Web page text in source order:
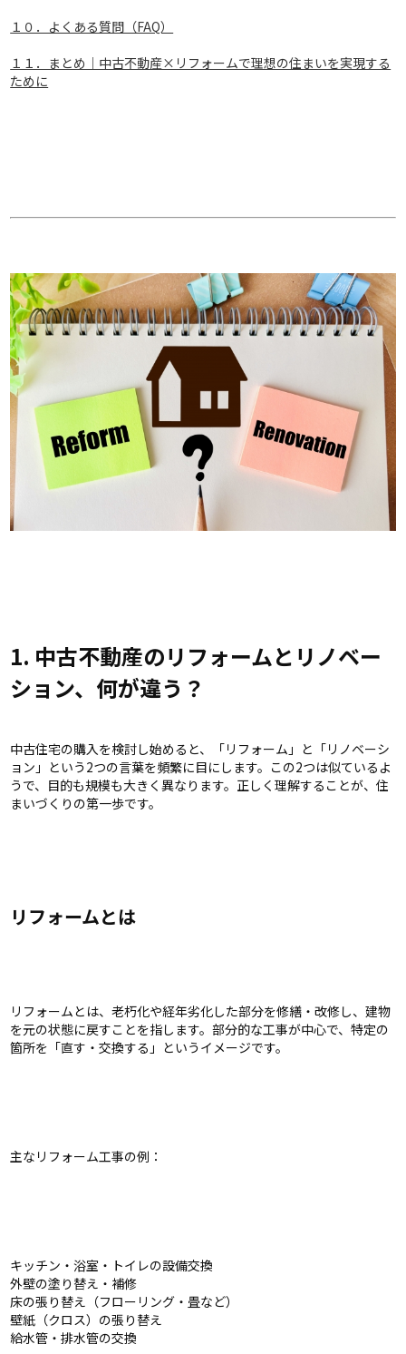
１０．よくある質問（FAQ）
１１．まとめ｜中古不動産×リフォームで理想の住まいを実現する
ために
1. 中古不動産のリフォームとリノベー
ション、何が違う？
中古住宅の購入を検討し始めると、「リフォーム」と「リノベーシ
ョン」という2つの言葉を頻繁に目にします。この2つは似ているよ
うで、目的も規模も大きく異なります。正しく理解することが、住
まいづくりの第一歩です。
リフォームとは
リフォームとは、老朽化や経年劣化した部分を修繕・改修し、建物
を元の状態に戻すことを指します。部分的な工事が中心で、特定の
箇所を「直す・交換する」というイメージです。
主なリフォーム工事の例：
キッチン・浴室・トイレの設備交換
外壁の塗り替え・補修
床の張り替え（フローリング・畳など）
壁紙（クロス）の張り替え
給水管・排水管の交換